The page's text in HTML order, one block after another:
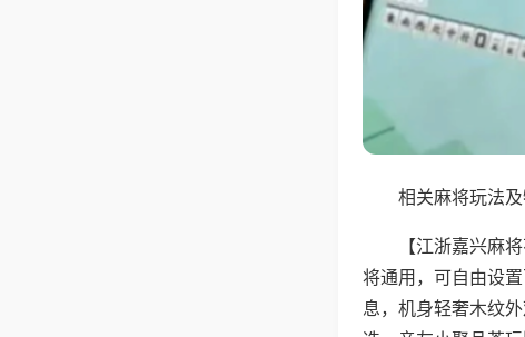
相关麻将玩法
【江浙嘉兴麻
将通用，可自由设
息，机身轻奢木纹